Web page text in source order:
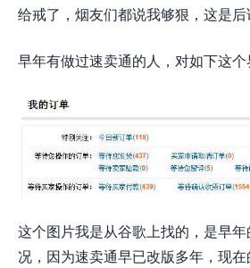
给戒了，烟友们都说我够狠，这是后
早年有做过速卖通的人，对如下这个
这个图片我是从谷歌上找的，是早
况，因为速卖通早已改版多年，现